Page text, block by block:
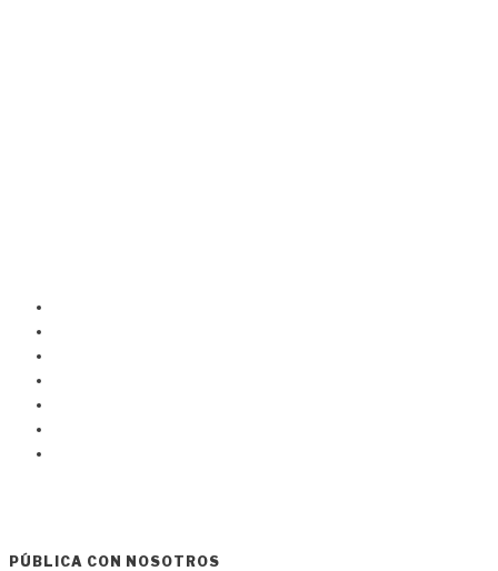
PÚBLICA CON NOSOTROS